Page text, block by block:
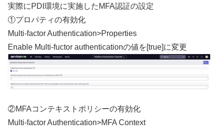
実際にPDI環境に実施したMFA認証の設定
①プロパティの有効化
Multi-factor Authentication>Properties
Enable Multi-fuctor authenticationの値を[true]に変更
②MFAコンテキストポリシーの有効化
Multi-factor Authentication>MFA Context